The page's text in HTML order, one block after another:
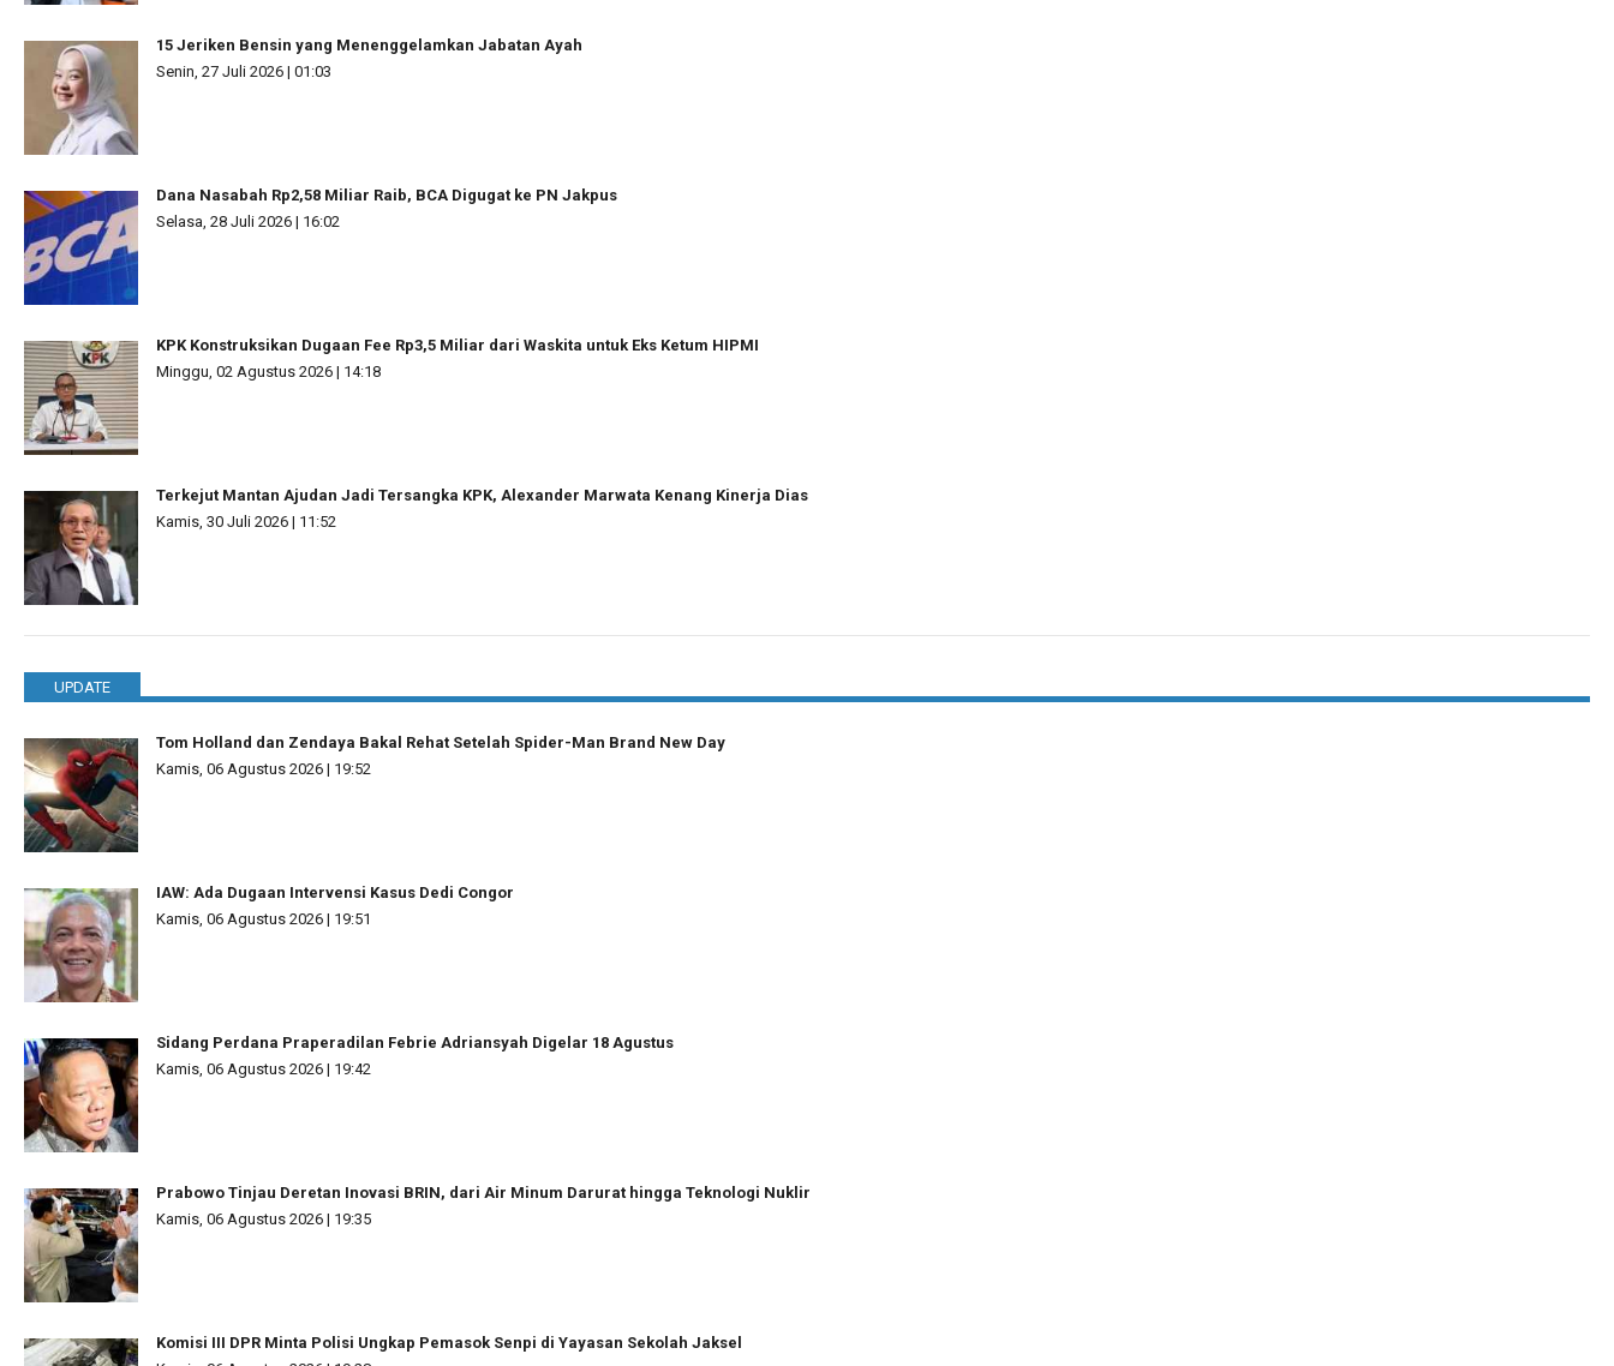
15 Jeriken Bensin yang Menenggelamkan Jabatan Ayah
Senin, 27 Juli 2026 | 01:03
Dana Nasabah Rp2,58 Miliar Raib, BCA Digugat ke PN Jakpus
Selasa, 28 Juli 2026 | 16:02
KPK Konstruksikan Dugaan Fee Rp3,5 Miliar dari Waskita untuk Eks Ketum HIPMI
Minggu, 02 Agustus 2026 | 14:18
Terkejut Mantan Ajudan Jadi Tersangka KPK, Alexander Marwata Kenang Kinerja Dias
Kamis, 30 Juli 2026 | 11:52
UPDATE
Tom Holland dan Zendaya Bakal Rehat Setelah Spider-Man Brand New Day
Kamis, 06 Agustus 2026 | 19:52
IAW: Ada Dugaan Intervensi Kasus Dedi Congor
Kamis, 06 Agustus 2026 | 19:51
Sidang Perdana Praperadilan Febrie Adriansyah Digelar 18 Agustus
Kamis, 06 Agustus 2026 | 19:42
Prabowo Tinjau Deretan Inovasi BRIN, dari Air Minum Darurat hingga Teknologi Nuklir
Kamis, 06 Agustus 2026 | 19:35
Komisi III DPR Minta Polisi Ungkap Pemasok Senpi di Yayasan Sekolah Jaksel